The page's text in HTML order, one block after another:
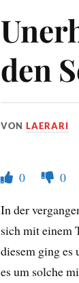
den
VONLAERARI
0
0
In der
sich mit einem
diesem ging
es um solche